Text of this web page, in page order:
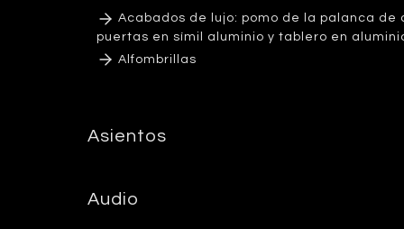
Acabados de lujo: pomo de la palanca
puertas en símil aluminio y tablero en
Alfombrillas
Asientos
Audio